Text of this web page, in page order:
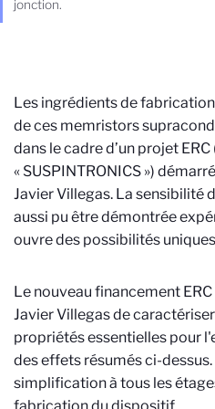
jonction.
Les ingrédients de
de ces memristors
dans le cadre d’un projet ERC
« SUSPINTRONICS »)
Javier Villegas. La sensibilité
aussi pu être démontrée
ouvre des possibilités
Le nouveau financement
Javier Villegas de
propriétés essentielles pour
des effets résumés ci-
simplification à tous les